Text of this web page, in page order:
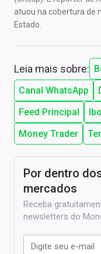
atuou na cobertura de
Estado.
Leia mais sobre:
Canal WhatsApp
Feed Principal
Money Trader
Por dentro
mercados
Receba
newsletters do